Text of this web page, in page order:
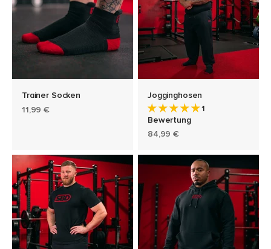
Trainer Socken
Angebot
11,99 €
Jogginghosen
1
Bewertung
Angebot
84,99 €